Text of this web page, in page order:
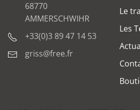
68770
AMMERSCHWIHR
+33(0)3 89 47 14 53
griss@free.fr
Le
Les